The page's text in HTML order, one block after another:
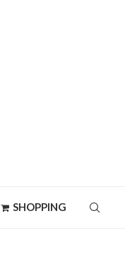
SHOPPING